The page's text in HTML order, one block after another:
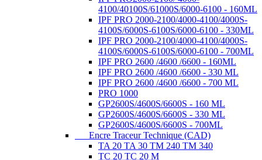
4100/40100S/61000S/6000-6100 - 160ML
IPF PRO 2000-2100/4000-4100/4000S-
4100S/6000S-6100S/6000-6100 - 330ML
IPF PRO 2000-2100/4000-4100/4000S-
4100S/6000S-6100S/6000-6100 - 700ML
IPF PRO 2600 /4600 /6600 - 160ML
IPF PRO 2600 /4600 /6600 - 330 ML
IPF PRO 2600 /4600 /6600 - 700 ML
PRO 1000
GP2600S/4600S/6600S - 160 ML
GP2600S/4600S/6600S - 330 ML
GP2600S/4600S/6600S - 700ML
Encre Traceur Technique (CAD)
TA 20 TA 30 TM 240 TM 340
TC 20 TC 20 M